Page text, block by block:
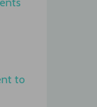
to